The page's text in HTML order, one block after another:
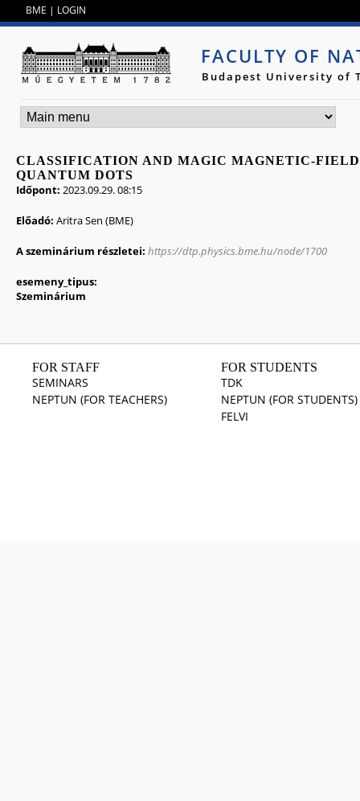
BME | LOGIN
FACULTY OF
Budapest University of
CLASSIFICATION AND MAGIC MAGNETIC-
QUANTUM DOTS
Időpont: 2023.09.29. 08:15
Előadó: Aritra Sen (BME)
A szeminárium részletei: https://dtp.physics.bme.hu/node/1700
esemeny_tipus:
Szeminárium
FOR STAFF
SEMINARS
NEPTUN (FOR TEACHERS)
FOR STUDENTS
TDK
NEPTUN (FOR STUDENTS)
FELVI